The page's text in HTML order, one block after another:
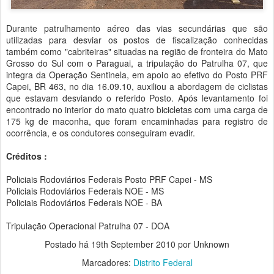
Durante patrulhamento aéreo das vias secundárias que são
utilizadas para desviar os postos de fiscalização conhecidas
também como "cabriteiras" situadas na região de fronteira do Mato
Grosso do Sul com o Paraguai, a tripulação do Patrulha 07, que
integra da Operação Sentinela, em apoio ao efetivo do Posto PRF
Capei, BR 463, no dia 16.09.10, auxiliou a abordagem de ciclistas
que estavam desviando o referido Posto. Após levantamento foi
encontrado no interior do mato quatro bicicletas com uma carga de
175 kg de maconha, que foram encaminhadas para registro de
ocorrência, e os condutores conseguiram evadir.
Créditos :
Policiais Rodoviários Federais Posto PRF Capei - MS
Policiais Rodoviários Federais NOE - MS
Policiais Rodoviários Federais NOE - BA
Tripulação Operacional Patrulha 07 - DOA
Postado há 19th September 2010 por Unknown
Marcadores: Distrito Federal